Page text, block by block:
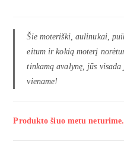
Šie moteriški, aulinukai,
eitum ir kokią moterį
tinkamą avalynę, jūs
viename!
Produkto šiuo metu neturime.